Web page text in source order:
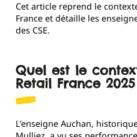
Cet article reprend le
France et détaille les
des CSE.
Quel est le contexte du PSE Auchan
Retail France
L’enseigne Auchan,